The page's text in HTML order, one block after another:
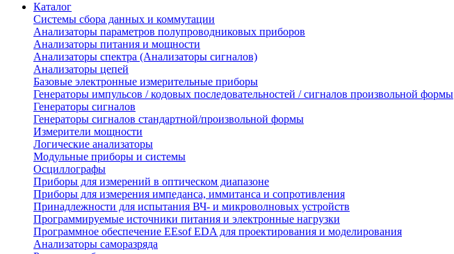
Каталог
Cистемы сбора данных и коммутации
Анализаторы параметров полупроводниковых приборов
Анализаторы питания и мощности
Анализаторы спектра (Анализаторы сигналов)
Анализаторы цепей
Базовые электронные измерительные приборы
Генераторы импульсов / кодовых последовательностей / сигналов произвольной формы
Генераторы сигналов
Генераторы сигналов стандартной/произвольной формы
Измерители мощности
Логические анализаторы
Модульные приборы и системы
Осциллографы
Приборы для измерений в оптическом диапазоне
Приборы для измерения импеданса, иммитанса и сопротивления
Принадлежности для испытания ВЧ- и микроволновых устройств
Программируемые источники питания и электронные нагрузки
Программное обеспечение EEsof EDA для проектирования и моделирования
Анализаторы саморазряда